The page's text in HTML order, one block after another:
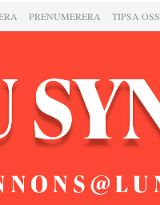
PRENUMERERA TIPSA OSS